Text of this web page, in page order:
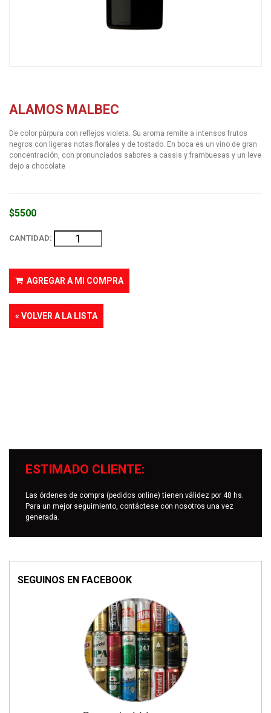
ALAMOS MALBEC
De color púrpura con reflejos violeta. Su aroma remite a intensos frutos
negros con ligeras notas florales y de tostado. En boca es un vino de gran
concentración, con pronunciados sabores a cassis y frambuesas y un leve
dejo a chocolate
$5500
CANTIDAD:
AGREGAR A MI COMPRA
« VOLVER A LA LISTA
ESTIMADO CLIENTE:
Las órdenes de compra (pedidos online) tienen válidez por 48 hs.
Para un mejor seguimiento, contáctese con nosotros una vez
generada.
SEGUINOS EN FACEBOOK